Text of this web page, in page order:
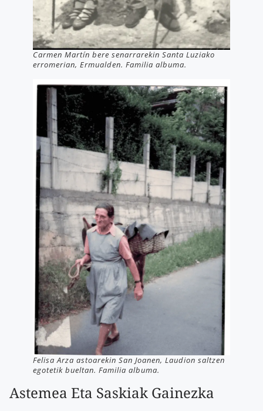
Carmen Martín bere senarrarekin Santa Luziako
erromerian, Ermualden. Familia albuma.
Felisa Arza astoarekin San Joanen, Laudion saltzen
egotetik bueltan. Familia albuma.
Astemea Eta Saskiak Gainezka